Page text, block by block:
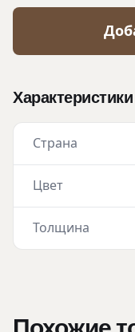
Характеристики
Страна
Цвет
Толщина